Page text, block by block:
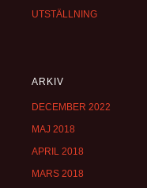
UTSTÄLLNING
ARKIV
DECEMBER 2022
MAJ 2018
APRIL 2018
MARS 2018